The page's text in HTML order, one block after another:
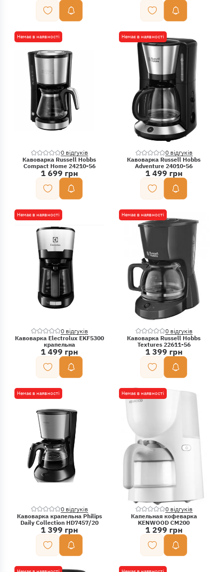
Немає в наявності
0 відгуків
Кавоварка Russell Hobbs
Compact Home 24210-56
1 699 грн
Немає в наявності
0 відгуків
Кавоварка Russell Hobbs
Adventure 24010-56
1 499 грн
Немає в наявності
0 відгуків
Кавоварка Electrolux EKF5300
крапельна
1 499 грн
Немає в наявності
0 відгуків
Кавоварка Russell Hobbs
Textures 22611-56
1 399 грн
Немає в наявності
0 відгуків
Кавоварка крапельна Philips
Daily Collection HD7457/20
1 399 грн
Немає в наявності
0 відгуків
Капельная кофеварка
KENWOOD CM200
1 299 грн